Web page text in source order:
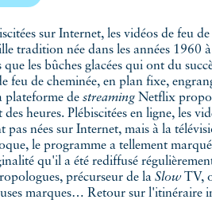
tradition née dans les années 1960
que les bûches glacées qui ont du
feu de cheminée, en plan fixe,
plateforme de streaming Netflix
des heures. Plébiscitées en ligne, les
pas nées sur Internet, mais à la
le programme a tellement
qu'il a été rediffusé
précurseur de la SlowTV,
marques… Retour sur l'itinéraire